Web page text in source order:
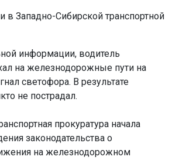
в Западно-Сибирской транспортной
информации, водитель
на железнодорожные пути на
светофора. В результате
не пострадал.
прокуратура начала
законодательства о
на железнодорожном